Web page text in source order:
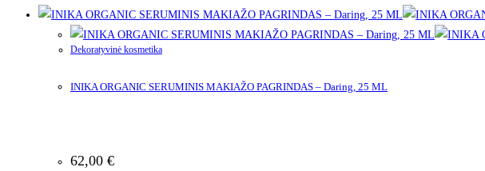
Dekoratyvinė kosmetika
INIKA ORGANIC SERUMINIS MAKIAŽO PAGRINDAS – Daring, 25 ML
62,00 €